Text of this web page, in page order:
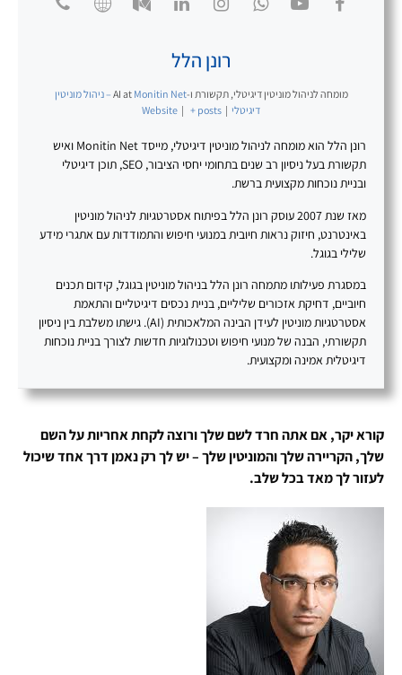
רונן הלל
מומחה לניהול מוניטין דיגיטלי, תקשורת ו-AI at
Monitin Net – ניהול מוניטין
דיגיטלי |
Website | + posts
רונן הלל הוא מומחה לניהול מוניטין דיגיטלי, מייסד Monitin Net ואיש
תקשורת בעל ניסיון רב שנים בתחומי יחסי הציבור, SEO, תוכן דיגיטלי
ובניית נוכחות מקצועית ברשת.
מאז שנת 2007 עוסק רונן הלל בפיתוח אסטרטגיות לניהול מוניטין
באינטרנט, חיזוק נראות חיובית במנועי חיפוש והתמודדות עם אתגרי מידע
שלילי בגוגל.
במסגרת פעילותו מתמחה רונן הלל בניהול מוניטין בגוגל, קידום תכנים
חיוביים, דחיקת אזכורים שליליים, בניית נכסים דיגיטליים והתאמת
אסטרטגיות מוניטין לעידן הבינה המלאכותית (AI). גישתו משלבת בין ניסיון
תקשורתי, הבנה של מנועי חיפוש וטכנולוגיות חדשות לצורך בניית נוכחות
דיגיטלית אמינה ומקצועית.
קורא יקר, אם אתה חרד לשם שלך ורוצה לקחת אחריות על השם
שלך, הקריירה שלך והמוניטין שלך – יש לך רק נאמן דרך אחד שיכול
לעזור לך מאד בכל שלב.